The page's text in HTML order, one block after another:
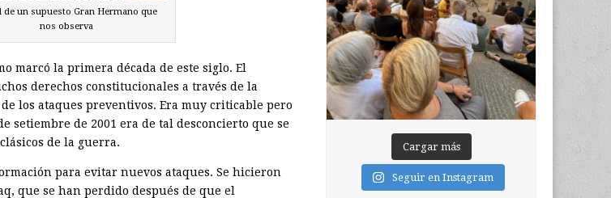
de un supuesto Gran Hermano que
nos observa
marcó la primera década de este siglo. El
derechos constitucionales a través de la
los ataques preventivos. Era muy criticable pero
setiembre de 2001 era de tal desconcierto que se
de la guerra.
para evitar nuevos ataques. Se hicieron
que se han perdido después de que el
Cargar más
Seguir en Instagram